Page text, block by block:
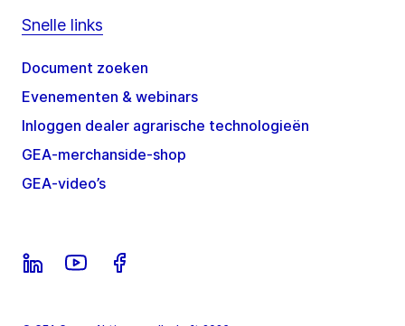
Snelle links
Document zoeken
Evenementen & webinars
Inloggen dealer agrarische technologieën
GEA-merchanside-shop
GEA-video’s